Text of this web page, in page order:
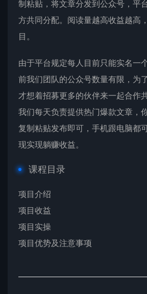
制粘贴，将文章分发到公众号，平
方共同分配。阅读量越高收益越高
目。
由于平台规定每人目前只能实名一
前我们团队的公众号数量有限，为
才想着招募更多的伙伴来一起合作共
我们每天负责提供热门爆款文章，
复制粘贴发布即可，手机跟电脑都
现实现躺赚收益。
课程目录
项目介绍
项目收益
项目实操
项目优势及注意事项